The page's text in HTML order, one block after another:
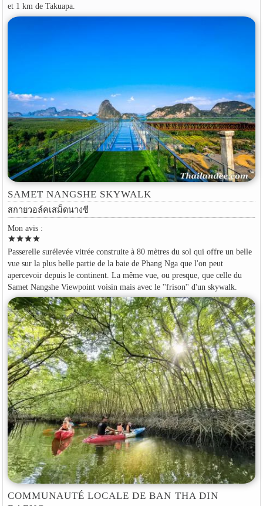
et 1 km de Takuapa.
SAMET NANGSHE SKYWALK
สกายวอล์คเสม็ดนางชี
Mon avis :
starstarstarstar
Passerelle surélevée vitrée construite à 80 mètres du sol qui offre un belle
vue sur la plus belle partie de la baie de Phang Nga que l'on peut
apercevoir depuis le continent. La même vue, ou presque, que celle du
Samet Nangshe Viewpoint voisin mais avec le ''frison'' d'un skywalk.
COMMUNAUTÉ LOCALE DE BAN THA DIN